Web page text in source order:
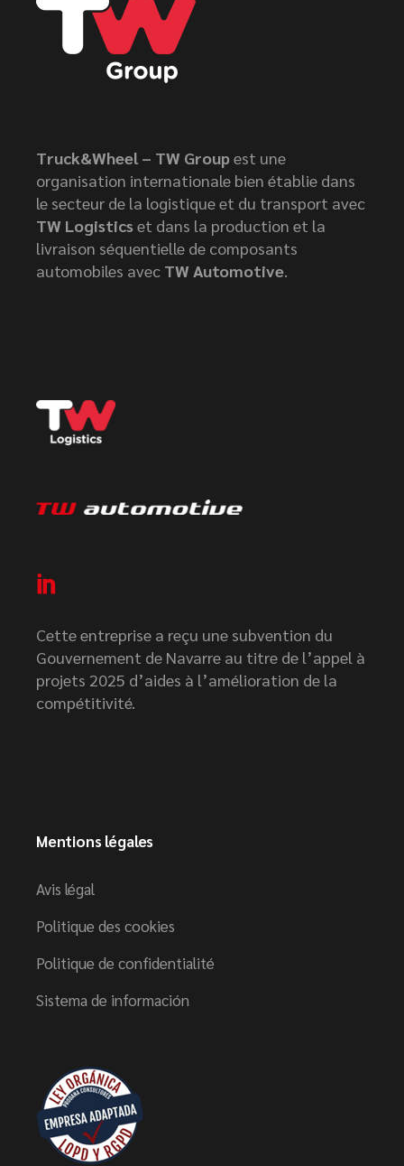
Truck&Wheel – TW Groupest une
organisation internationale bien établie dans
le secteur de la logistique et du transport avec
TW Logisticset dans la production et la
livraison séquentielle de composants
automobiles avec TW Automotive.
Cette entreprise a reçu une subvention du
Gouvernement de Navarre au titre de l’appel à
projets 2025 d’aides à l’amélioration de la
compétitivité.
Mentions légales
Avis légal
Politique des cookies
Politique de confidentialité
Sistema de información